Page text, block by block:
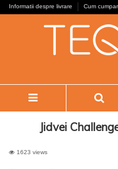
Informatii despre livrare Cum
Jidvei
1623 views